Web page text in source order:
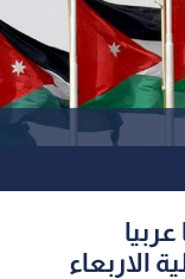
الاربعاء